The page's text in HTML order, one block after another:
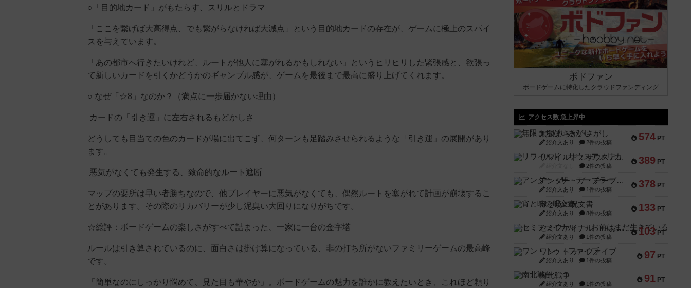
○「目的地カード」がもたらす、スリルとドラマ
「ここを繋げば大高得点、でも繋がらなければ大減点」という目的地カードの存在が、ゲームに極上のスパイ
スを与えています。
「あの都市へ行きたいけれど、ルートが他人に塞がれるかもしれない」というヒリヒリした緊張感と、欲張っ
て新しいカードを引くかどうかのギャンブル感が、ゲームを最後まで最高に盛り上げてくれます。
○ なぜ「☆8」なのか？（満点に一歩届かない理由）
カードの「引き運」に左右されるもどかしさ
どうしても目当ての色のカードが場に出てこず、何ターンも足踏みさせられるような「引き運」の展開があり
ます。
悪気がなくても発生する、致命的なルート遮断
マップの要所は早い者勝ちなので、他プレイヤーに悪気がなくても、偶然ルートを塞がれて計画が崩壊するこ
とがあります。その際のリカバリーが少し泥臭い大回りになりがちです。
☆総評：ボードゲームの楽しさがすべて詰まった、一家に一台の金字塔
ルールは引き算されているのに、面白さは掛け算になっている、非の打ち所がないファミリーゲームの最高峰
です。
「簡単なのにしっかり悩めて、見た目も華やか」。ボードゲームの魅力を誰かに教えたいとき、これほど頼り
ボドファン
ボードゲームに特化したクラウドファンディング
アクセス数 急上昇中
574 PT
無限まちがいさがし
紹介文あり 2件の投稿
389 PT
リワイルド：サウスアメリカ
2件の投稿
378 PT
アンダー・ザ・テーブラー
紹介文あり 1件の投稿
133 PT
宵と暁の呪文書
紹介文あり 8件の投稿
103 PT
セミファイナル ～お前はまだ生きている～
紹介文あり 1件の投稿
97 PT
ワン・トゥ・ファイブ
紹介文あり 1件の投稿
91 PT
南北戦争
紹介文あり 1件の投稿